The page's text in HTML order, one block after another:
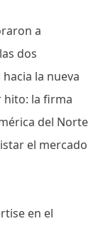
a
dos
la nueva
hito: la firma
del Norte
el mercado
en el